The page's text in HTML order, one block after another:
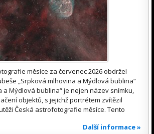
měsíce za červenec 2026 obdržel
„Srpková mlhovina a Mýdlová bublina“
a Mýdlová bublina“ je nejen název snímku,
objektů, s jejichž portrétem zvítězil
Česká astrofotografie měsíce. Tento
Další informace »